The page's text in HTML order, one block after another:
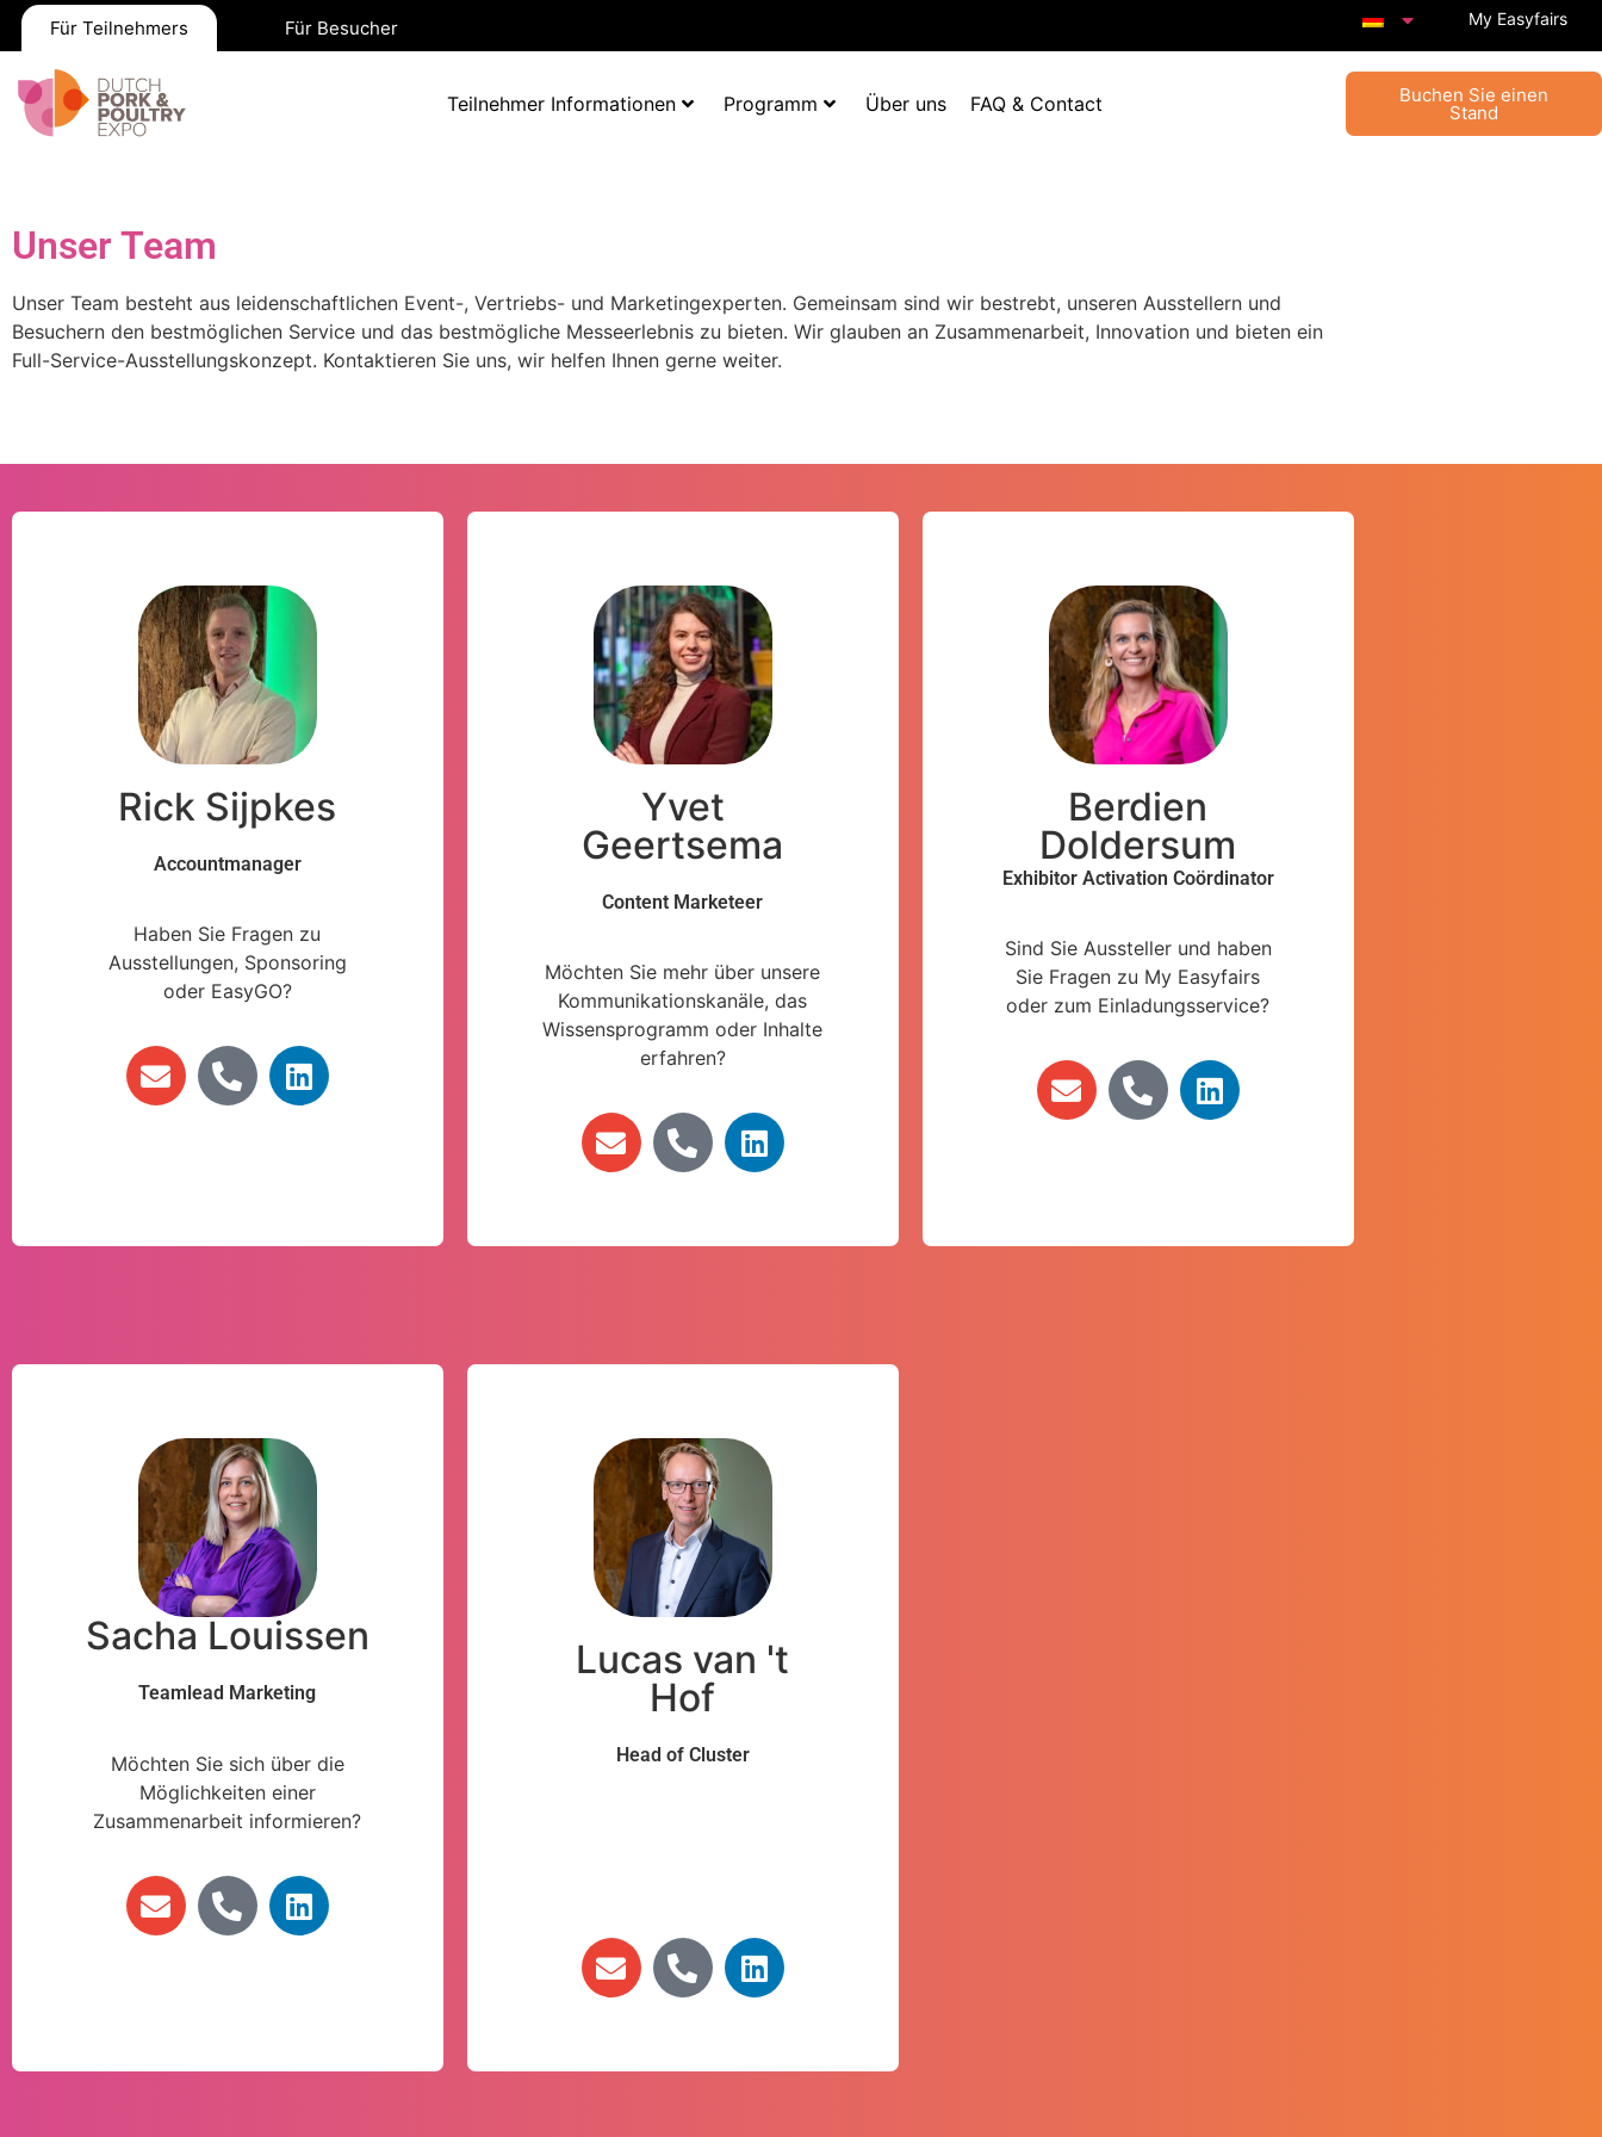
Für Teilnehmers Für Besucher My Easyfairs
Teilnehmer Informationen Programm Über uns FAQ & Contact Buchen Sie einen
Stand
Unser Team
Unser Team besteht aus leidenschaftlichen Event-, Vertriebs- und Marketingexperten. Gemeinsam sind wir bestrebt, unseren Ausstellern und
Besuchern den bestmöglichen Service und das bestmögliche Messeerlebnis zu bieten. Wir glauben an Zusammenarbeit, Innovation und bieten ein
Full-Service-Ausstellungskonzept. Kontaktieren Sie uns, wir helfen Ihnen gerne weiter.
Rick Sijpkes
Accountmanager
Haben Sie Fragen zu
Ausstellungen, Sponsoring
oder EasyGO?
Yvet
Geertsema
Content Marketeer
Möchten Sie mehr über unsere
Kommunikationskanäle, das
Wissensprogramm oder Inhalte
erfahren?
Berdien
Doldersum
Exhibitor Activation Coördinator
Sind Sie Aussteller und haben
Sie Fragen zu My Easyfairs
oder zum Einladungsservice?
Sacha Louissen
Teamlead Marketing
Möchten Sie sich über die
Möglichkeiten einer
Zusammenarbeit informieren?
Lucas van 't
Hof
Head of Cluster